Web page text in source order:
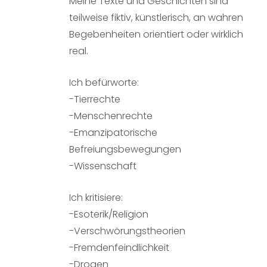
teilweise fiktiv, künstlerisch, an wahren
Begebenheiten orientiert oder wirklich
real.
Ich befürworte:
-Tierrechte
-Menschenrechte
-Emanzipatorische
Befreiungsbewegungen
-Wissenschaft
Ich kritisiere:
-Esoterik/Religion
-Verschwörungstheorien
-Fremdenfeindlichkeit